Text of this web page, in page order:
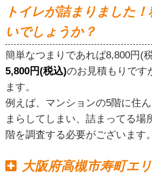
トイレが詰まりました
いでしょうか？
簡単なつまりであれば8,800円(
5,800円(税込)のお見積もりです
ます。
例えば、マンションの5階に住
まらしてしまい、詰まってる場
階を調査する必要がございます。
大阪府高槻市寿町エ